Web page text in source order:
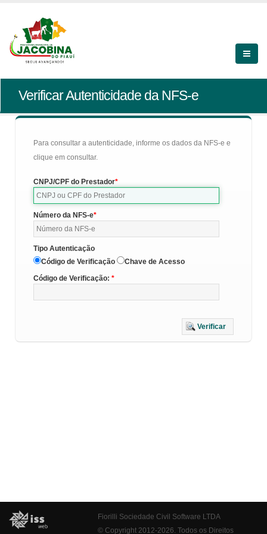
Verificar Autenticidade da NFS-e
Para consultar a autenticidade, informe os dados da NFS-e e
clique em consultar.
CNPJ/CPF do Prestador
Número da NFS-e
Tipo Autenticação
Código de Verificação
Chave de Acesso
Código de Verificação:
Verificar
Fiorilli Sociedade Civil Software LTDA
© Copyright 2012-2026. Todos os Direitos